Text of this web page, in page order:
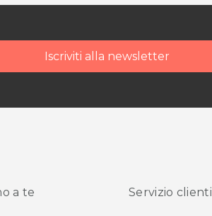
Iscriviti alla newsletter
a te Servizio clienti